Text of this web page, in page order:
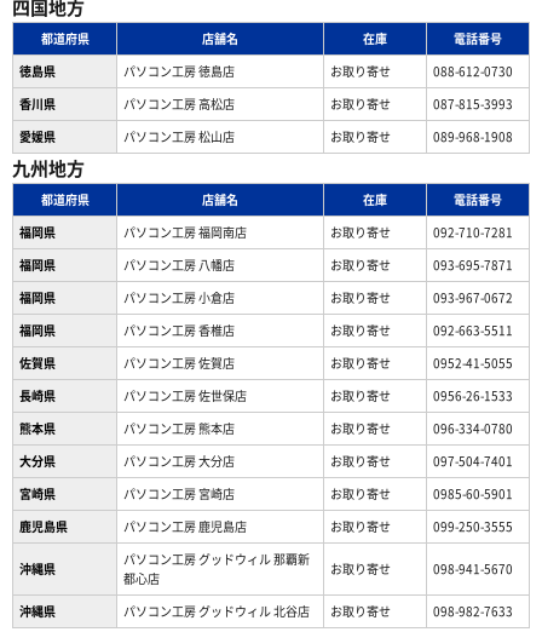
四国地方
都道府県 店舗名 在庫
電話番号
徳島県
パソコン工房 徳島店 お取り寄せ
088-612-0730
香川県
パソコン工房 高松店 お取り寄せ
087-815-3993
愛媛県
パソコン工房 松山店 お取り寄せ 089-968-1908
九州地方
都道府県 店舗名 在庫
電話番号
福岡県
パソコン工房 福岡南店 お取り寄せ
092-710-7281
福岡県
パソコン工房 八幡店 お取り寄せ
093-695-7871
福岡県
パソコン工房 小倉店 お取り寄せ
093-967-0672
福岡県
パソコン工房 香椎店 お取り寄せ
092-663-5511
佐賀県
パソコン工房 佐賀店 お取り寄せ
0952-41-5055
長崎県
パソコン工房 佐世保店 お取り寄せ
0956-26-1533
熊本県
パソコン工房 熊本店 お取り寄せ
096-334-0780
大分県
パソコン工房 大分店 お取り寄せ
097-504-7401
宮崎県
パソコン工房 宮崎店 お取り寄せ
0985-60-5901
鹿児島県
パソコン工房 鹿児島店 お取り寄せ 099-250-3555
沖縄県
パソコン工房 グッドウィル 那覇新
都心店
お取り寄せ 098-941-5670
沖縄県 パソコン工房 グッドウィル 北谷店 お取り寄せ 098-982-7633